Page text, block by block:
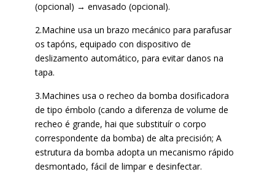
(opcional) → envasado (opcional).
2.Machine usa un brazo mecánico para parafusar
os tapóns, equipado con dispositivo de
deslizamento automático, para evitar danos na
tapa.
3.Machines usa o recheo da bomba dosificadora
de tipo émbolo (cando a diferenza de volume de
recheo é grande, hai que substituír o corpo
correspondente da bomba) de alta precisión; A
estrutura da bomba adopta un mecanismo rápido
desmontado, fácil de limpar e desinfectar.